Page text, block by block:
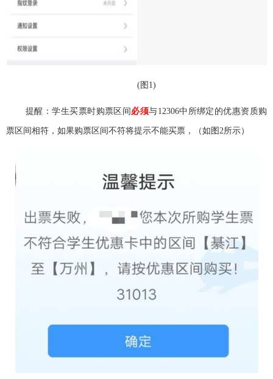
(图 1)
提醒：学生买票时购票区间 必须与12306中所绑定的优惠资质购
票区间相符，如果购票区间不符将提示不能买票，（如图2所示）